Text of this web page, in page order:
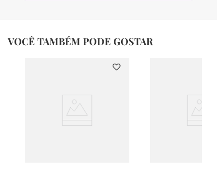
VOCÊ TAMBÉM PODE GOSTAR